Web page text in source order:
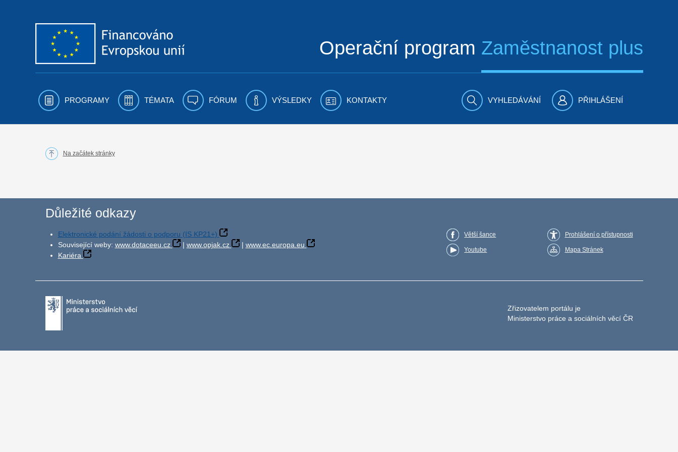
Operační program Zaměstnanost plus
PROGRAMY TÉMATA FÓRUM VÝSLEDKY KONTAKTY VYHLEDÁVÁNÍ PŘIHLÁŠENÍ
Na začátek stránky
Důležité odkazy
Elektronické podání žádosti o podporu (IS KP21+)
Související weby: www.dotaceeu.cz | www.opjak.cz | www.ec.europa.eu
Kariéra
Větší šance
Youtube
Prohlášení o přístupnosti
Mapa Stránek
Zřizovatelem portálu je
Ministerstvo práce a sociálních věcí ČR